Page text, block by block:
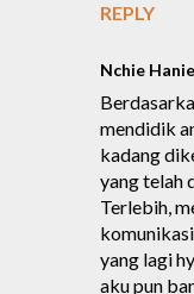
REPLY
Nchie Hanie
mendidik
kadang
yang telah
Terlebih,
yang lagi
aku pun